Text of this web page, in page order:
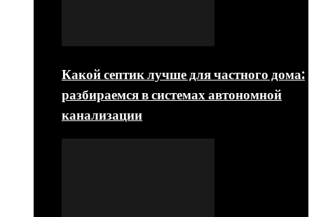
Какой септик лучше для частного дома:
разбираемся в системах автономной
канализации